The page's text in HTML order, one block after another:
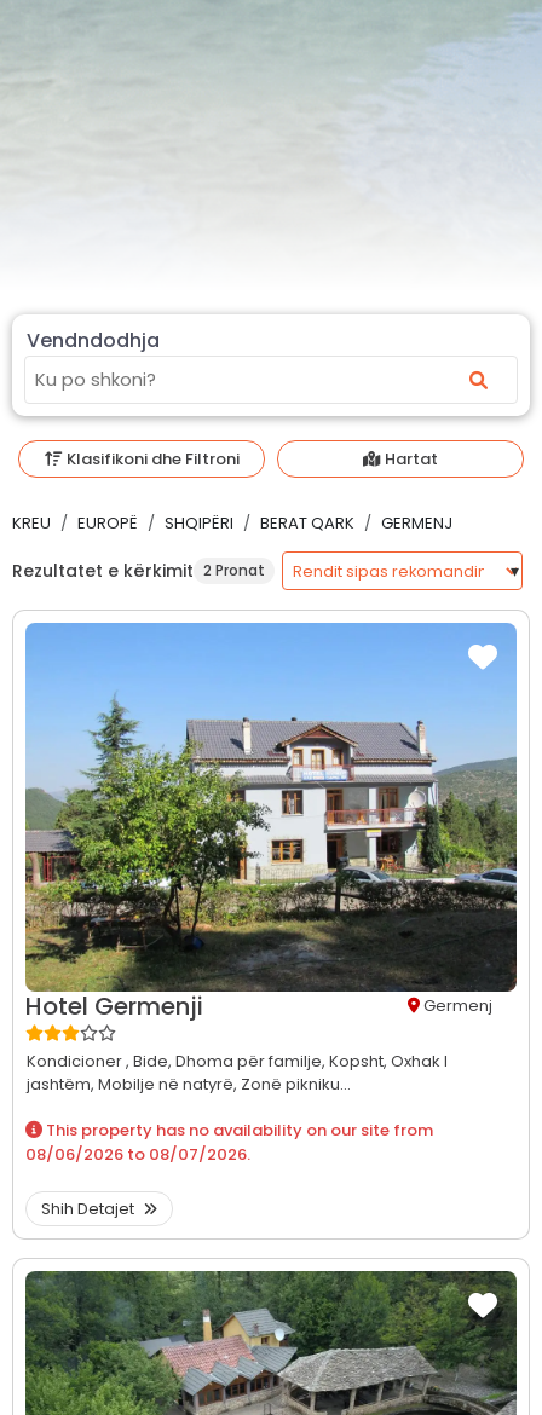
Vendndodhja
Klasifikoni dhe Filtroni Hartat
KREU EUROPË SHQIPËRI BERAT QARK GERMENJ
Rezultatet e kërkimit 2 Pronat
Hotel Germenji Germenj
Kondicioner , Bide, Dhoma për familje, Kopsht, Oxhak I
jashtëm, Mobilje në natyrë, Zonë pikniku...
This property has no availability on our site from
08/06/2026 to 08/07/2026.
Shih Detajet